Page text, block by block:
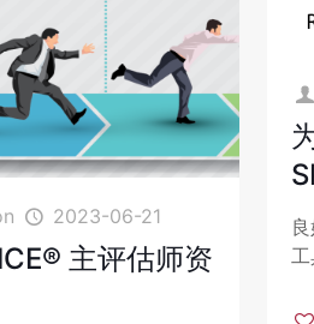
2023-06-21
主评估师资
工